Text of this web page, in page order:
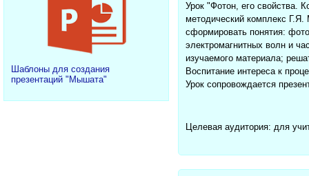
Шаблоны для создания
презентаций "Мышата"
Урок "Фотон, его свойства.
методический комплекс
сформировать понятия:
электромагнитных волн и
изучаемого материала;
Воспитание интереса к
Урок сопровождается
Целевая аудитория: для